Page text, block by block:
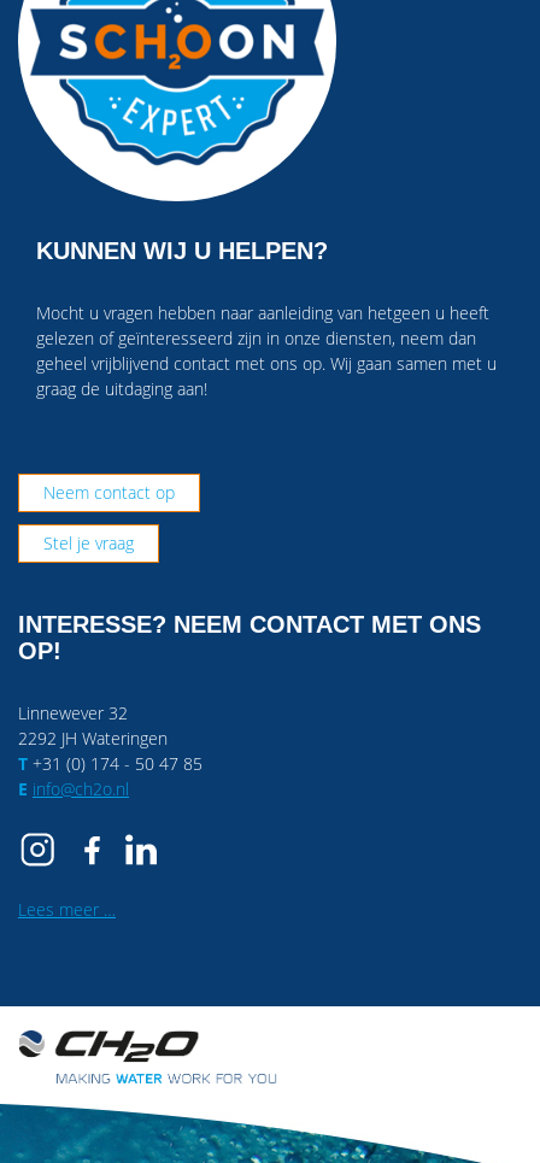
KUNNEN WIJ U HELPEN?
Mocht u vragen hebben naar aanleiding van hetgeen u heeft
gelezen of geïnteresseerd zijn in onze diensten, neem dan
geheel vrijblijvend contact met ons op. Wij gaan samen met u
graag de uitdaging aan!
Neem contact op
Stel je vraag
INTERESSE? NEEM CONTACT MET ONS
OP!
Linnewever 32
2292 JH Wateringen
T +31 (0) 174 - 50 47 85
E info@ch2o.nl
Lees meer …